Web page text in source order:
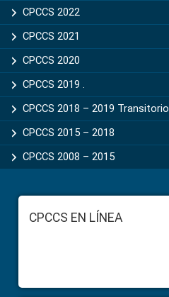
CPCCS 2022
CPCCS 2021
CPCCS 2020
CPCCS 2019 .
CPCCS 2018 – 2019 Transitorio
CPCCS 2015 – 2018
CPCCS 2008 – 2015
FooterCPCCS EN LÍNEA